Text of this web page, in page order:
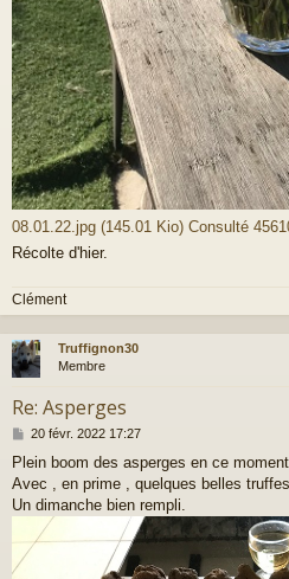
08.01.22.jpg (145.01 Kio) Consulté
Récolte d'hier.
Clément
Truffignon30
Membre
Re: Asperges
M
s
s
a
g
20 févr. 2022 17:27
Plein boom des asperges en ce
Avec , en prime , quelques belles
Un dimanche bien rempli.